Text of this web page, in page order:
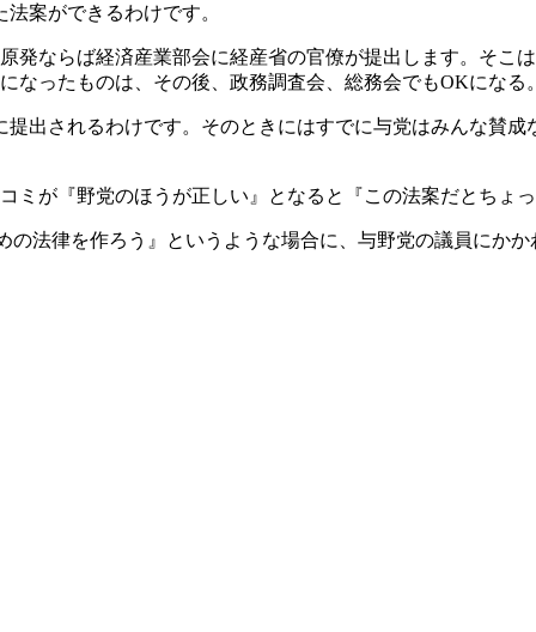
案ができるわけです。
発ならば経済産業部会に経産省の官僚が提出します。そこ
なったものは、その後、政務調査会、総務会でもOKになる
出されるわけです。そのときにはすでに与党はみんな賛
ミが『野党のほうが正しい』となると『この法案だとちょ
法律を作ろう』というような場合に、与野党の議員にか